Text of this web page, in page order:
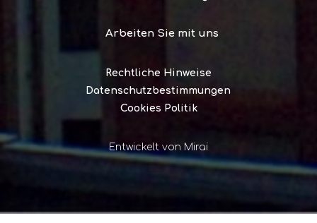
Arbeiten Sie mit uns
Rechtliche Hinweise
Datenschutzbestimmungen
Cookies Politik
Entwickelt von Mirai